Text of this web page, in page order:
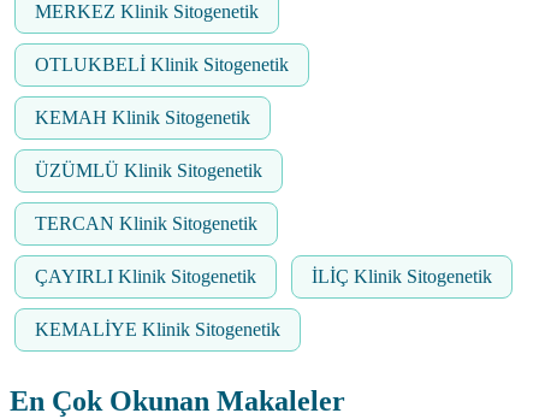
MERKEZ Klinik Sitogenetik
OTLUKBELİ Klinik Sitogenetik
KEMAH Klinik Sitogenetik
ÜZÜMLÜ Klinik Sitogenetik
TERCAN Klinik Sitogenetik
ÇAYIRLI Klinik Sitogenetik İLİÇ Klinik Sitogenetik
KEMALİYE Klinik Sitogenetik
En Çok Okunan Makaleler